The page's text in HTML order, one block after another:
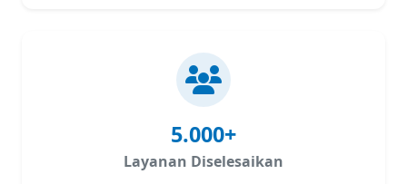
5.000+
Layanan Diselesaikan